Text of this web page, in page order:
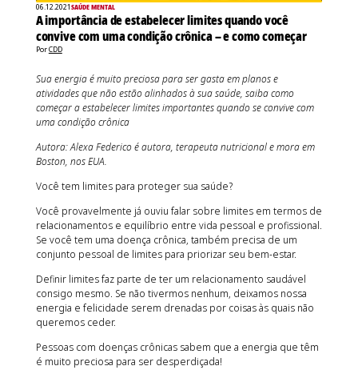
06.12.2021SAÚDE MENTAL
A importância de estabelecer limites quando você
convive com uma condição crônica – e como começar
PorCDD
Sua energia é muito preciosa para ser gasta em planos e
atividades que não estão alinhados à sua saúde, saiba como
começar a estabelecer limites importantes quando se convive com
uma condição crônica
Autora: Alexa Federico é autora, terapeuta nutricional e mora em
Boston, nos EUA.
Você tem limites para proteger sua saúde?
Você provavelmente já ouviu falar sobre limites em termos de
relacionamentos e equilíbrio entre vida pessoal e profissional.
Se você tem uma doença crônica, também precisa de um
conjunto pessoal de limites para priorizar seu bem-estar.
Definir limites faz parte de ter um relacionamento saudável
consigo mesmo. Se não tivermos nenhum, deixamos nossa
energia e felicidade serem drenadas por coisas às quais não
queremos ceder.
Pessoas com doenças crônicas sabem que a energia que têm
é muito preciosa para ser desperdiçada!